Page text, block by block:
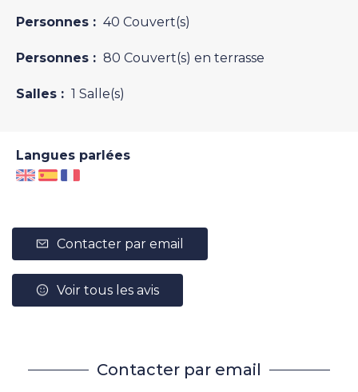
Personnes : 40 Couvert(s)
Personnes : 80 Couvert(s) en terrasse
Salles : 1 Salle(s)
Langues parlées
Contacter par email
Voir tous les avis
Contacter par email